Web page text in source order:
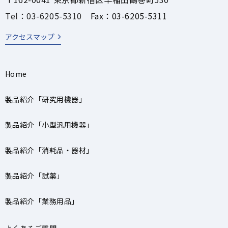
Tel：03-6205-5310 Fax：03-6205-5311
アクセスマップ
Home
製品紹介「研究用機器」
製品紹介「小型汎用機器」
製品紹介「消耗品・器材」
製品紹介「試薬」
製品紹介「業務用品」